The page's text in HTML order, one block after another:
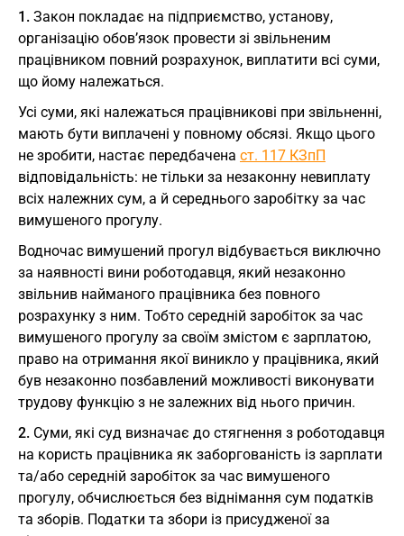
1. Закон покладає на підприємство, установу,
організацію обов’язок провести зі звільненим
працівником повний розрахунок, виплатити всі суми,
що йому належаться.
Усі суми, які належаться працівникові при звільненні,
мають бути виплачені у повному обсязі. Якщо цього
не зробити, настає передбачена ст. 117 КЗпП
відповідальність: не тільки за незаконну невиплату
всіх належних сум, а й середнього заробітку за час
вимушеного прогулу.
Водночас вимушений прогул відбувається виключно
за наявності вини роботодавця, який незаконно
звільнив найманого працівника без повного
розрахунку з ним. Тобто середній заробіток за час
вимушеного прогулу за своїм змістом є зарплатою,
право на отримання якої виникло у працівника, який
був незаконно позбавлений можливості виконувати
трудову функцію з не залежних від нього причин.
2. Суми, які суд визначає до стягнення з роботодавця
на користь працівника як заборгованість із зарплати
та/або середній заробіток за час вимушеного
прогулу, обчислюється без віднімання сум податків
та зборів. Податки та збори із присудженої за